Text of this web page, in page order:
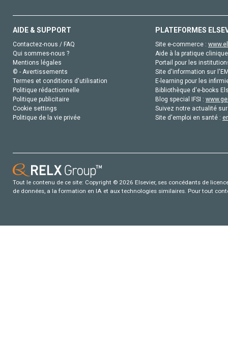
AIDE & SUPPORT
Contactez-nous / FAQ
Qui sommes-nous ?
Mentions légales
© - Avertissements
Termes et conditions d'utilisation
Politique rédactionnelle
Politique publicitaire
Cookie settings
Politique de la vie privée
PLATEFORMES
Site e-commerce :
Aide à la pratique
Portail pour les
Site d'information sur
E-learning pour les
Bibliothèque d'e-books
Blog special IFSI :
Suivez notre actualité
Site d'emploi en santé :
Tout le contenu de ce site: Copyright © 2026 Elsevier, ses concédants de
de données, a la formation en IA et aux technologies similaires. Pour tout